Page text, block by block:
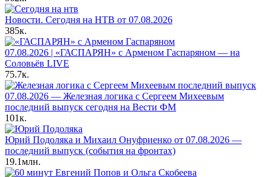
Новости. Сегодня на НТВ от 07.08.2026
385к.
07.08.2026 | «ГАСПАРЯН» с Арменом Гаспаряном — на
Соловьёв LIVE
75.7к.
07.08.2026 — Железная логика с Сергеем Михеевым
последний выпуск сегодня на Вести ФМ
101к.
Юрий Подоляка и Михаил Онуфриенко от 07.08.2026 —
последний выпуск (события на фронтах)
19.1млн.